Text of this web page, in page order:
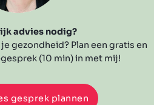
advies nodig?
gezondheid? Plan een gratis en
(10 min) in met mij!
gesprek plannen